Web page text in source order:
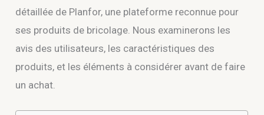
détaillée de Planfor, une plateforme reconnue pour
ses produits de bricolage. Nous examinerons les
avis des utilisateurs, les caractéristiques des
produits, et les éléments à considérer avant de faire
un achat.